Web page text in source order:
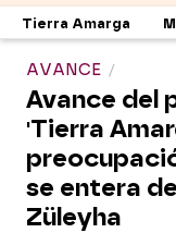
Tierra Amarga
AVANCE
Avance del
'Tierra
se entera
Züleyha